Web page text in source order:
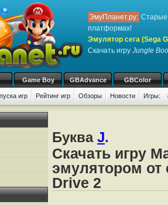
ЭмуПланет.ру: Старые
платформах!
Эмулятор сега (Sega
Скачать игру Jungle
Game Boy GBAdvance GBColor
игр Рейтинг игр Обзоры Новости Игры:
Буква J.
Скачать игру
эмулятором от
Drive 2